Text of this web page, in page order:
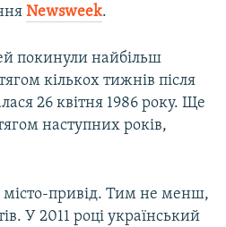
Newsweek.
покинули найбільш
кількох тижнів після
26 квітня 1986 року. Ще
наступних років,
місто-привід. Тим не менш,
У 2011 році український